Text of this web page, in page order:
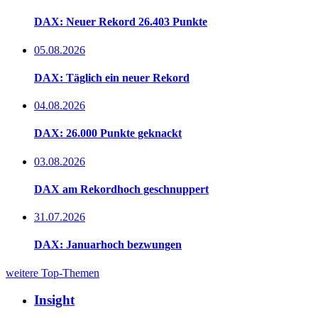
DAX: Neuer Rekord 26.403 Punkte
05.08.2026
DAX: Täglich ein neuer Rekord
04.08.2026
DAX: 26.000 Punkte geknackt
03.08.2026
DAX am Rekordhoch geschnuppert
31.07.2026
DAX: Januarhoch bezwungen
weitere Top-Themen
Insight